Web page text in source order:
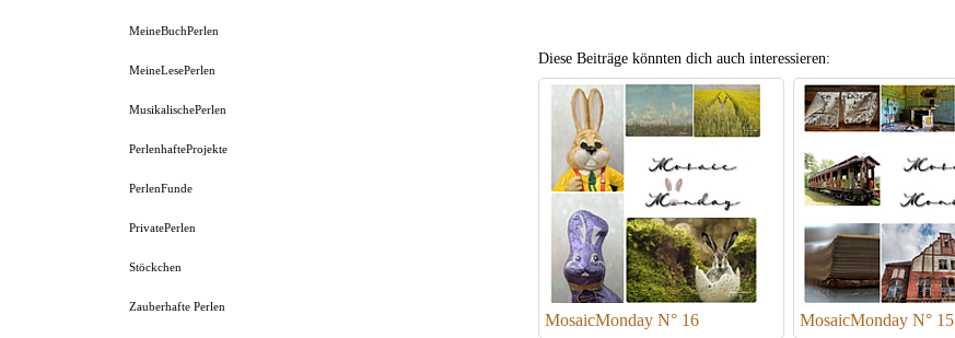
Diese Beiträge könnten dich auch interessieren:
MosaicMonday N° 16 MosaicMonday N° 15
MeineBuchPerlen
MeineLesePerlen
MusikalischePerlen
PerlenhafteProjekte
PerlenFunde
PrivatePerlen
Stöckchen
Zauberhafte Perlen